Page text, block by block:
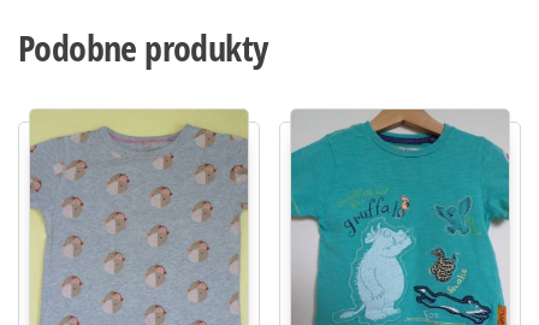
Podobne produkty